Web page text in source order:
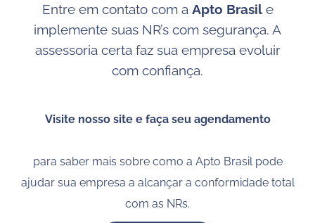
Entre em contato com a Apto Brasile
implemente suas NR’s com segurança. A
assessoria certa faz sua empresa evoluir
com confiança.
Visite nosso site e faça seu agendamento
para saber mais sobre como a Apto Brasil pode
ajudar sua empresa a alcançar a conformidade total
com as NRs.